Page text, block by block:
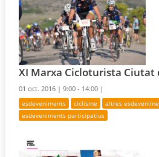
XI Marxa Cicloturista Ciutat
01 oct. 2016 |9:00 - 14:00 |
esdeveniments ciclisme altres
esdeveniments participatius